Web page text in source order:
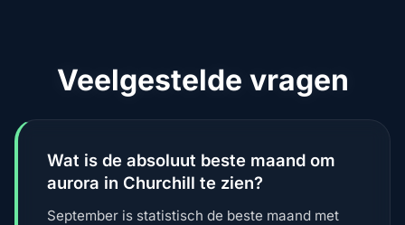
Veelgestelde vragen
Wat is de absoluut beste maand om
aurora in Churchill te zien?
September is statistisch de beste maand met